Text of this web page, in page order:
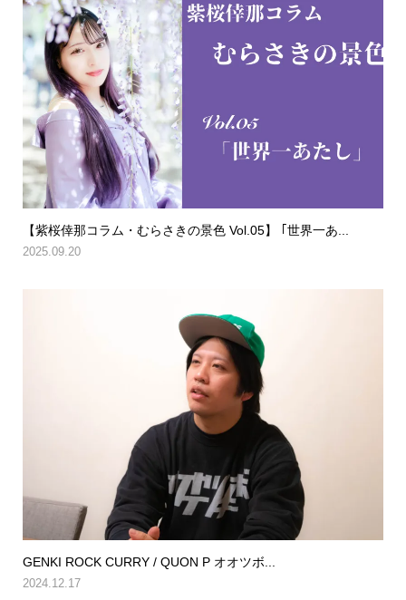
【紫桜倖那コラム・むらさきの景色 Vol.05】 ｢世界一あ...
2025.09.20
GENKI ROCK CURRY / QUON P オオツボ...
2024.12.17